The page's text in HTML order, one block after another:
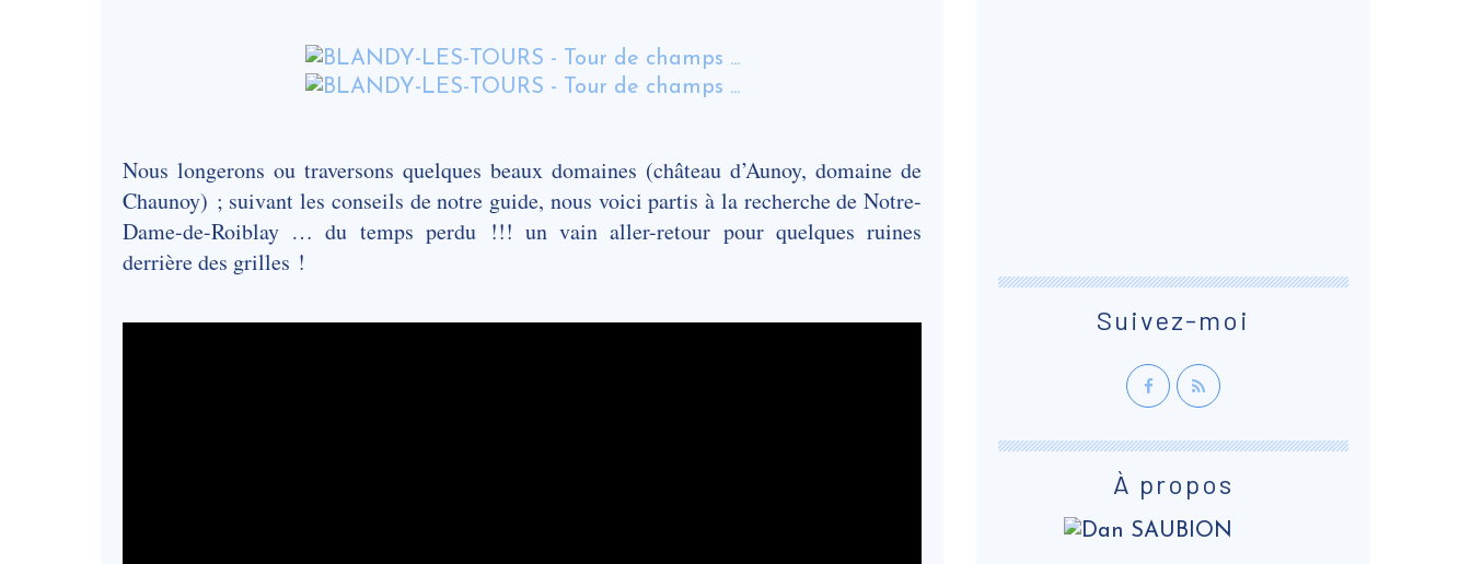
Nous longerons ou traversons quelques beaux domaines (château d’Aunoy, domaine de
Chaunoy) ; suivant les conseils de notre guide, nous voici partis à la recherche de Notre-
Dame-de-Roiblay … du temps perdu !!! un vain aller-retour pour quelques ruines
derrière des grilles !
Suivez-moi
À propos